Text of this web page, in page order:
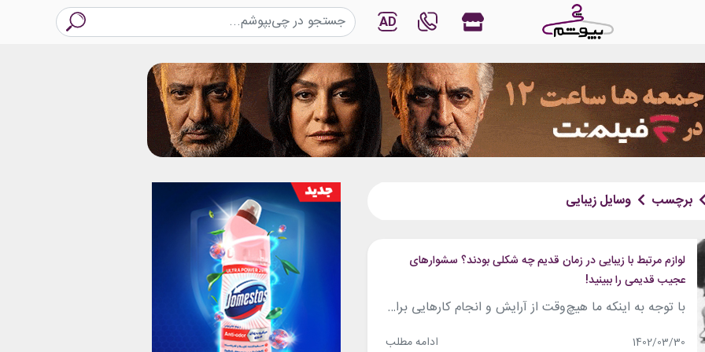
AD
برچسب وسایل زیبایی
لوازم مرتبط با زیبایی در زمان قدیم چه شکلی بودند؟ سشوارهای
عجیب قدیمی را ببینید!
با توجه به اینکه ما هیچ‌وقت از آرایش و انجام کارهایی برای زیباتر بودن دست نمی‌کشیم، استفاده از وسایل و ابزاری که به زیبایی ما کمک کنند نیز هیچ‌گاه کمرنگ نمی‌شود. متوسط وقتی که شنبه‌ها برای روتین پوستی و زیبایی خود اختصاص می‌دهیم، ۷۶ دقیقه است و این زمان تا روز ۴ شنبه به ۱۹...
1402/03/30 ادامه مطلب